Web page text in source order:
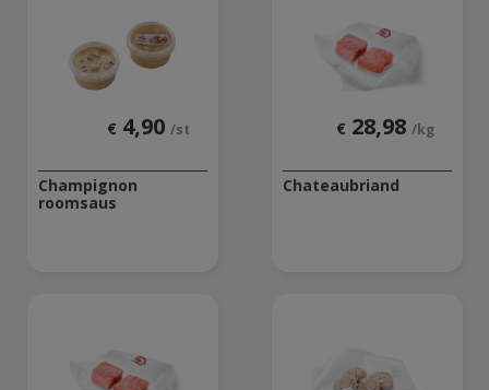
€ 4,90 /st
Champignon
roomsaus
€ 28,98 /kg
Chateaubriand